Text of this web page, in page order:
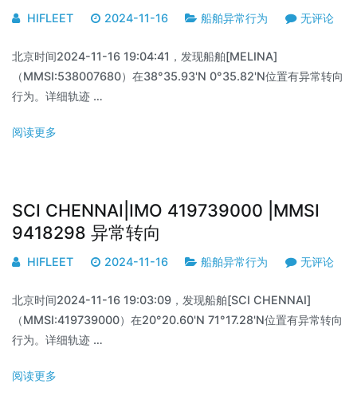
HIFLEET 2024-11-16 船舶异常行为 无评论
北京时间2024-11-16 19:04:41，发现船舶[MELINA]
（MMSI:538007680）在38°35.93'N 0°35.82'N位置有异常转向
行为。详细轨迹 …
阅读更多
SCI CHENNAI|IMO 419739000 |MMSI
9418298 异常转向
HIFLEET 2024-11-16 船舶异常行为 无评论
北京时间2024-11-16 19:03:09，发现船舶[SCI CHENNAI]
（MMSI:419739000）在20°20.60'N 71°17.28'N位置有异常转向
行为。详细轨迹 …
阅读更多